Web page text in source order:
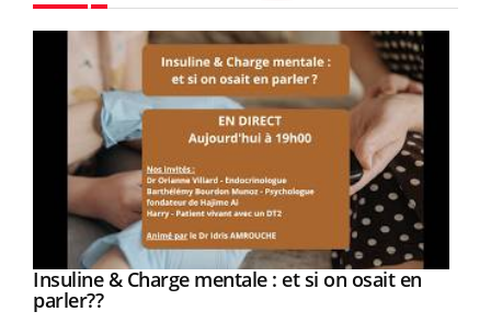
Youtube
Insuline & Charge mentale : et si on osait en
parler??Youtube